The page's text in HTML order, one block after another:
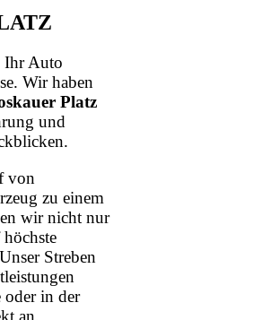
Ihr Auto
Wir haben
Platz
und
von
zu einem
wir nicht nur
höchste
Streben
oder in der
an,